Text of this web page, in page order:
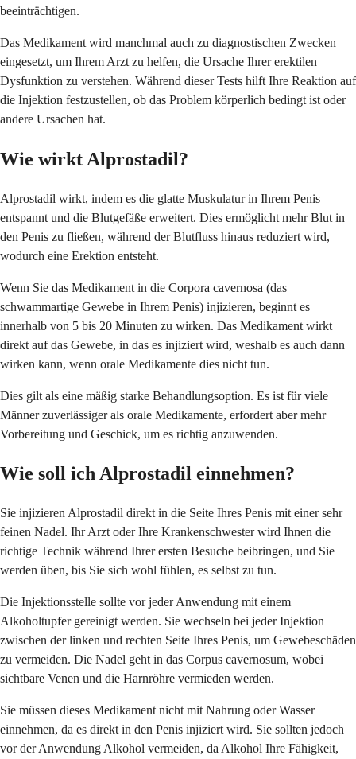
beeinträchtigen.
Das Medikament wird manchmal auch zu diagnostischen Zwecken
eingesetzt, um Ihrem Arzt zu helfen, die Ursache Ihrer erektilen
Dysfunktion zu verstehen. Während dieser Tests hilft Ihre Reaktion auf
die Injektion festzustellen, ob das Problem körperlich bedingt ist oder
andere Ursachen hat.
Wie wirkt Alprostadil?
Alprostadil wirkt, indem es die glatte Muskulatur in Ihrem Penis
entspannt und die Blutgefäße erweitert. Dies ermöglicht mehr Blut in
den Penis zu fließen, während der Blutfluss hinaus reduziert wird,
wodurch eine Erektion entsteht.
Wenn Sie das Medikament in die Corpora cavernosa (das
schwammartige Gewebe in Ihrem Penis) injizieren, beginnt es
innerhalb von 5 bis 20 Minuten zu wirken. Das Medikament wirkt
direkt auf das Gewebe, in das es injiziert wird, weshalb es auch dann
wirken kann, wenn orale Medikamente dies nicht tun.
Dies gilt als eine mäßig starke Behandlungsoption. Es ist für viele
Männer zuverlässiger als orale Medikamente, erfordert aber mehr
Vorbereitung und Geschick, um es richtig anzuwenden.
Wie soll ich Alprostadil einnehmen?
Sie injizieren Alprostadil direkt in die Seite Ihres Penis mit einer sehr
feinen Nadel. Ihr Arzt oder Ihre Krankenschwester wird Ihnen die
richtige Technik während Ihrer ersten Besuche beibringen, und Sie
werden üben, bis Sie sich wohl fühlen, es selbst zu tun.
Die Injektionsstelle sollte vor jeder Anwendung mit einem
Alkoholtupfer gereinigt werden. Sie wechseln bei jeder Injektion
zwischen der linken und rechten Seite Ihres Penis, um Gewebeschäden
zu vermeiden. Die Nadel geht in das Corpus cavernosum, wobei
sichtbare Venen und die Harnröhre vermieden werden.
Sie müssen dieses Medikament nicht mit Nahrung oder Wasser
einnehmen, da es direkt in den Penis injiziert wird. Sie sollten jedoch
vor der Anwendung Alkohol vermeiden, da Alkohol Ihre Fähigkeit,